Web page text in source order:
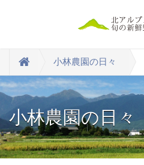
小林農園の日々
小林農園の日々